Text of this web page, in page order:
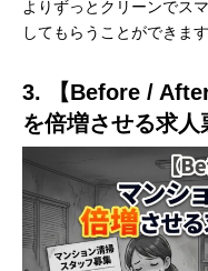
よりずっとクリーンでス
してもらうことができます
3. 【Before /
を倍増させる求人